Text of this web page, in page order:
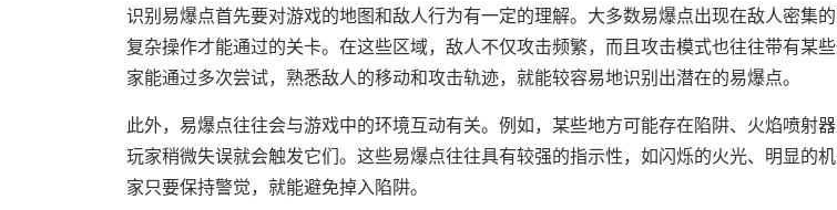
识别易爆点首先要对游戏的地图和敌人行为有一定的理解。大多数易爆点出现在敌人密集
复杂操作才能通过的关卡。在这些区域，敌人不仅攻击频繁，而且攻击模式也往往带有某
家能通过多次尝试，熟悉敌人的移动和攻击轨迹，就能较容易地识别出潜在的易爆点。
此外，易爆点往往会与游戏中的环境互动有关。例如，某些地方可能存在陷阱、火焰喷射器
玩家稍微失误就会触发它们。这些易爆点往往具有较强的指示性，如闪烁的火光、明显的
家只要保持警觉，就能避免掉入陷阱。